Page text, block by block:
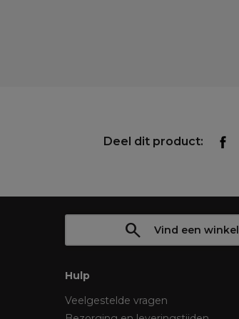
Deel dit product:
Vind een winkel
Hulp
Veelgestelde vragen